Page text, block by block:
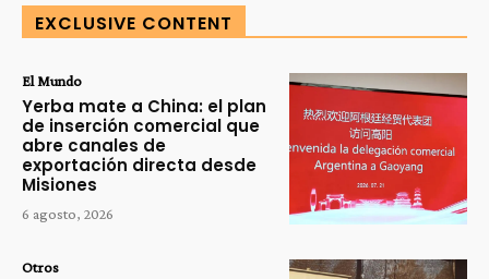
EXCLUSIVE CONTENT
El Mundo
Yerba mate a China: el plan
de inserción comercial que
abre canales de
exportación directa desde
Misiones
6 agosto, 2026
Otros